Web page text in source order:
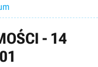
- 14